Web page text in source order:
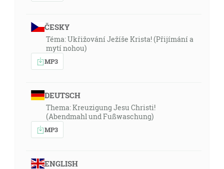
ČESKY
Téma: Ukřižování Ježíše Krista! (Přijímání a
mytí nohou)
MP3
DEUTSCH
Thema: Kreuzigung Jesu Christi!
(Abendmahl und Fußwaschung)
MP3
ENGLISH